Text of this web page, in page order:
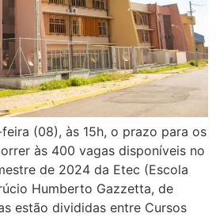
(08), às 15h, o prazo para os
às 400 vagas disponíveis no
de 2024 da Etec (Escola
Humberto Gazzetta, de
estão divididas entre Cursos